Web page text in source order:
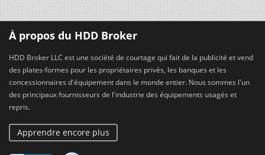
À propos du HDD Broker
HDD Broker LLC est une société de courtage qui fait de la publicité et vend
des plates-formes pour les propriétaires privés, les banques et les
concessionnaires d'équipement dans le monde entier. Nous sommes l'un
des principaux fournisseurs de l'industrie des équipements usagés et
repris.
Apprendre encore plus